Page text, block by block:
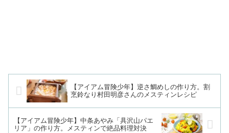
【アイアム冒険少年】逆さ鯛めしの作り方。割
烹鈴なり村田明彦さんのメスティンレシピ
【アイアム冒険少年】中条あやみ「具沢山パエ
リア」の作り方。メスティンで絶品料理対決